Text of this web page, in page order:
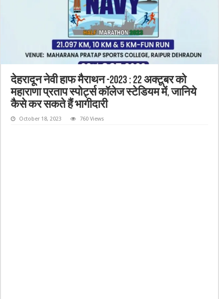
देहरादून नेवी हाफ मैराथन -2023 : 22 अक्टूबर को
महाराणा प्रताप स्पोर्ट्स कॉलेज स्टेडियम में, जानिये
कैसे कर सकते हैं भागीदारी
October 18, 2023 760 Views